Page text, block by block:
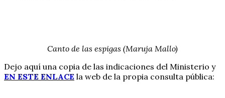
Canto de las espigas (Maruja Mallo)
Dejo aquí una copia de las indicaciones del Ministerio y
EN ESTE ENLACE la web de la propia consulta pública: